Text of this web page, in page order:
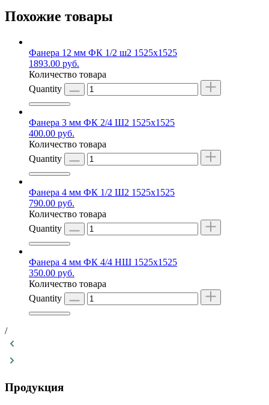
Похожие товары
Фанера 12 мм ФК 1/2 ш2 1525х1525
1893.00 руб.
Количество товара
Quantity
Фанера 3 мм ФК 2/4 Ш2 1525х1525
400.00 руб.
Количество товара
Quantity
Фанера 4 мм ФК 1/2 Ш2 1525х1525
790.00 руб.
Количество товара
Quantity
Фанера 4 мм ФК 4/4 НШ 1525х1525
350.00 руб.
Количество товара
Quantity
/
Продукция